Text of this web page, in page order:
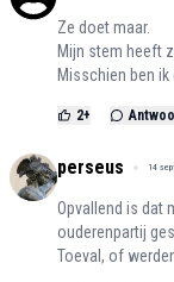
Ze doet maar.
Mijn stem heeft
Misschien ben
2+
perseus 14
Opvallend is dat
ouderenpartij
Toeval, of